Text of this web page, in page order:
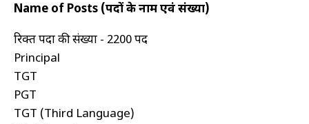
Email
Name of Posts (पदों के नाम एवं संख्या)
रिक्त पदों की संख्या - 2200 पद
Principal
TGT
PGT
TGT (Third Language)